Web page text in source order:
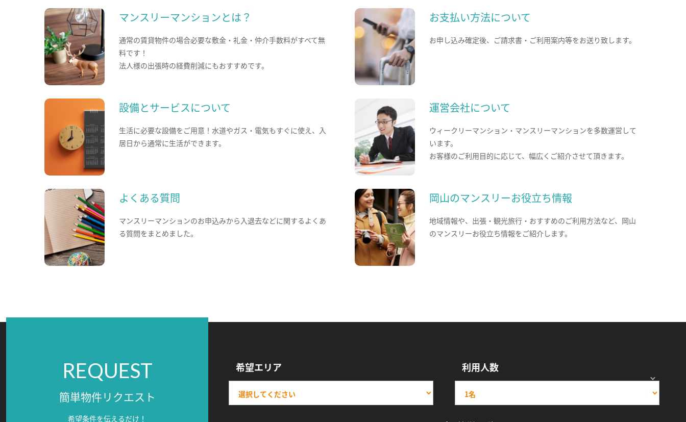
マンスリーマンションとは？
通常の賃貸物件の場合必要な敷金・礼金・仲介手数料がすべて無
料です！
法人様の出張時の経費削減にもおすすめです。
お支払い方法について
お申し込み確定後、ご請求書・ご利用案内等をお送り致します。
設備とサービスについて
生活に必要な設備をご用意！水道やガス・電気もすぐに使え、入
居日から通常に生活ができます。
運営会社について
ウィークリーマンション・マンスリーマンションを多数運営して
います。
お客様のご利用目的に応じて、幅広くご紹介させて頂きます。
よくある質問
マンスリーマンションのお申込みから入退去などに関するよくあ
る質問をまとめました。
岡山のマンスリーお役立ち情報
地域情報や、出張・観光旅行・おすすめのご利用方法など、岡山
のマンスリーお役立ち情報をご紹介します。
REQUEST
簡単物件リクエスト
希望条件を伝えるだけ！
希望エリア 利用人数